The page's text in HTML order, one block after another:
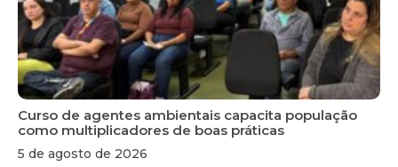
Curso de agentes ambientais capacita população
como multiplicadores de boas práticas
5 de agosto de 2026